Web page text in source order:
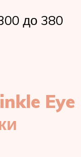
до 380
Eye